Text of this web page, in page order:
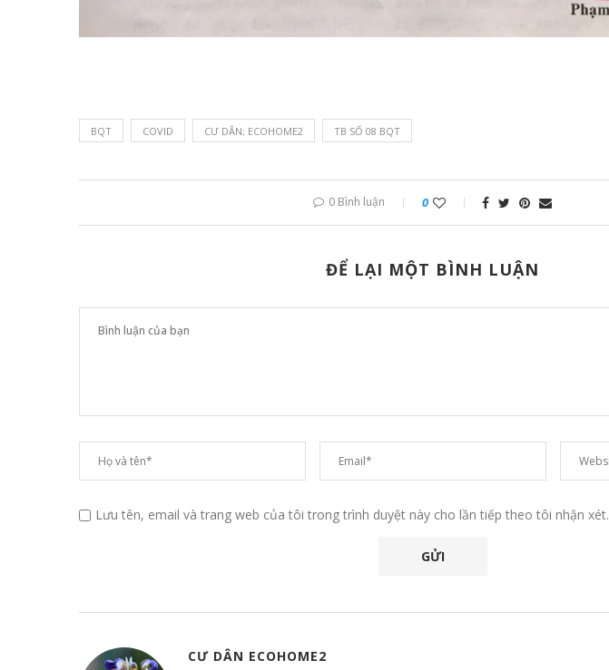
BQT COVID CƯ DÂN; ECOHOME2 TB SỐ 08 BQT
0 Bình luận 0
ĐỂ LẠI MỘT BÌNH LUẬN
Lưu tên, email và trang web của tôi trong trình duyệt này cho lần tiếp theo tôi nhận xét.
CƯ DÂN ECOHOME2